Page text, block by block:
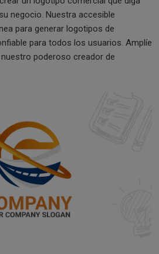
negocio. Nuestra accesible
para generar logotipos de
para todos los usuarios. Amplíe
poderoso creador de